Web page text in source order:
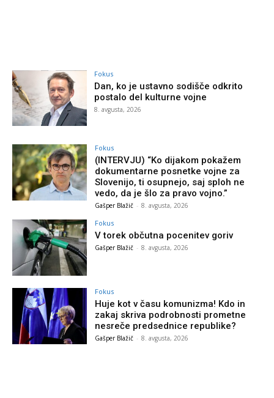
Fokus
Dan, ko je ustavno sodišče odkrito
postalo del kulturne vojne
8. avgusta, 2026
Fokus
(INTERVJU) “Ko dijakom pokažem
dokumentarne posnetke vojne za
Slovenijo, ti osupnejo, saj sploh ne
vedo, da je šlo za pravo vojno.”
Gašper Blažič - 8. avgusta, 2026
Fokus
V torek občutna pocenitev goriv
Gašper Blažič - 8. avgusta, 2026
Fokus
Huje kot v času komunizma! Kdo in
zakaj skriva podrobnosti prometne
nesreče predsednice republike?
Gašper Blažič - 8. avgusta, 2026